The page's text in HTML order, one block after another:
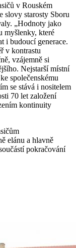
v Rouském
slovy starosty Sboru
„Hodnoty jako
myšlenky, které
i budoucí generace.
v kontrastu
vzájemně si
Nejstarší místní
společenskému
se stává i nositelem
70 let založení
kontinuity
elánu a hlavně
pokračování